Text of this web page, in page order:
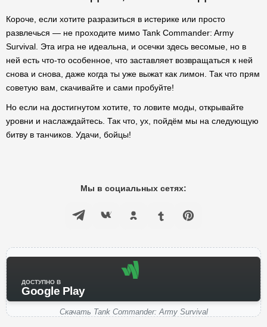
Короче, если хотите разразиться в истерике или просто
развлечься — не проходите мимо Tank Commander: Army
Survival. Эта игра не идеальна, и осечки здесь весомые, но в
ней есть что-то особенное, что заставляет возвращаться к ней
снова и снова, даже когда ты уже выжат как лимон. Так что прям
советую вам, скачивайте и сами пробуйте!
Но если на достигнутом хотите, то ловите моды, открывайте
уровни и наслаждайтесь. Так что, ух, пойдём мы на следующую
битву в танчиков. Удачи, бойцы!
Мы в социальных сетях:
ДОСТУПНО В
Google Play
Скачать Tank Commander: Army Survival